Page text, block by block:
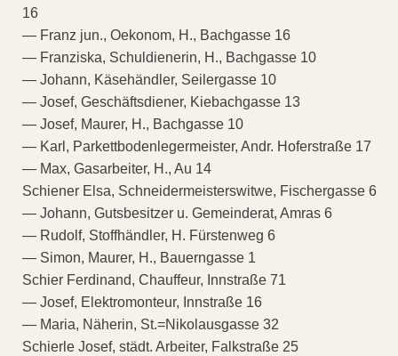
16
— Franz jun., Oekonom, H., Bachgasse 16
— Franziska, Schuldienerin, H., Bachgasse 10
— Johann, Käsehändler, Seilergasse 10
— Josef, Geschäftsdiener, Kiebachgasse 13
— Josef, Maurer, H., Bachgasse 10
— Karl, Parkettbodenlegermeister, Andr. Hoferstraße 17
— Max, Gasarbeiter, H., Au 14
Schiener Elsa, Schneidermeisterswitwe, Fischergasse 6
— Johann, Gutsbesitzer u. Gemeinderat, Amras 6
— Rudolf, Stoffhändler, H. Fürstenweg 6
— Simon, Maurer, H., Bauerngasse 1
Schier Ferdinand, Chauffeur, Innstraße 71
— Josef, Elektromonteur, Innstraße 16
— Maria, Näherin, St.=Nikolausgasse 32
Schierle Josef, städt. Arbeiter, Falkstraße 25